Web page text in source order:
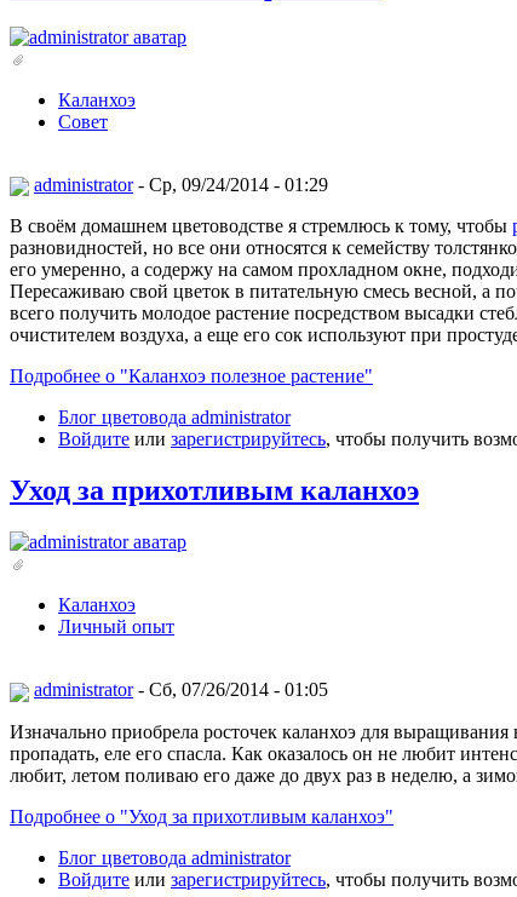
Каланхоэ
Совет
administrator- Ср, 09/24/2014 - 01:29
В своём домашнем цветоводстве я стремлюсь к тому, чтобы
разновидностей, но все они относятся к семейству
его умеренно, а содержу на самом прохладном окне,
Пересаживаю свой цветок в питательную смесь весной, а
всего получить молодое растение посредством высадки
очистителем воздуха, а еще его сок используют при
Подробнее о "Каланхоэ полезное растение"
Блог цветовода administrator
Войдите или зарегистрируйтесь, чтобы получить
Уход за прихотливым каланхоэ
Каланхоэ
Личный опыт
administrator- Сб, 07/26/2014 - 01:05
Изначально приобрела росточек каланхоэ для
пропадать, еле его спасла. Как оказалось он не любит
любит, летом поливаю его даже до двух раз в неделю, а
Подробнее о "Уход за прихотливым каланхоэ"
Блог цветовода administrator
Войдите или зарегистрируйтесь, чтобы получить